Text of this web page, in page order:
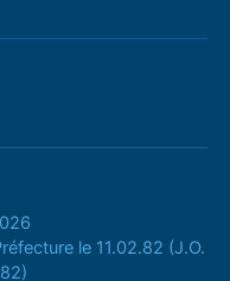
le 11.02.82 (J.O.